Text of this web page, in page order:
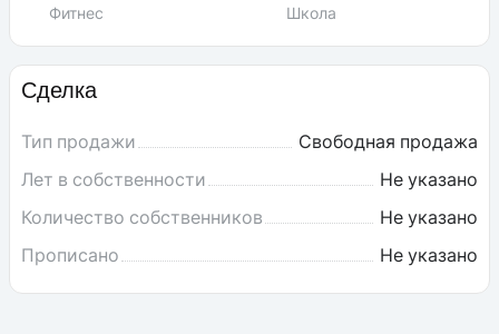
Фитнес
Школа
Сделка
Тип продажи
Свободная продажа
Лет в собственности
Не указано
Количество собственников
Не указано
Прописано
Не указано